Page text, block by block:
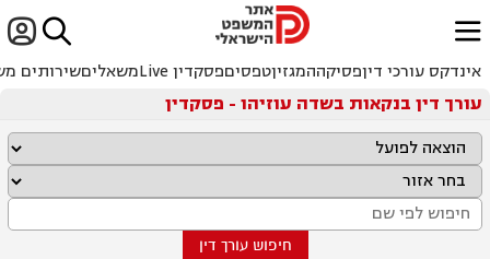

ﱐ
אינדקס עורכי דיןפסיקההמגזיןטפסיםפסקדין Live משאליםשירותים
עורך דין בנקאות בשדה עוזיהו - פסקדין
חיפוש עורך דין